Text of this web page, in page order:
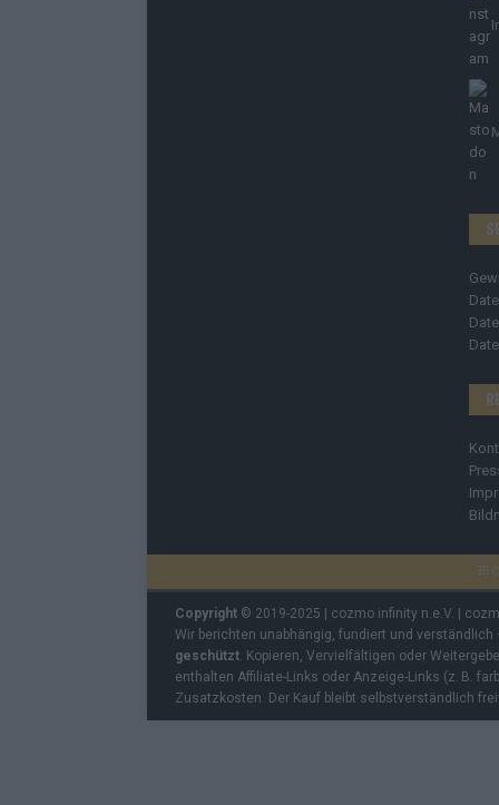
Copyright © 2019-2025 | cozmo infinity n.e.V. |
Wir berichten unabhängig, fundiert und
geschützt. Kopieren, Vervielfältigen oder
enthalten Affiliate-Links oder Anzeige-Links (z. B.
Zusatzkosten. Der Kauf bleibt selbstverständlich